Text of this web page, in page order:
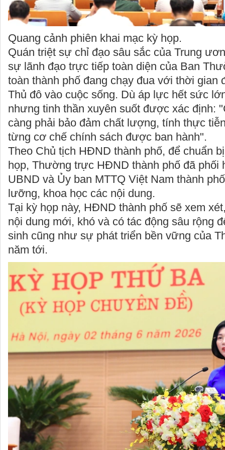
Quang cảnh phiên khai mạc kỳ họp.
Quán triệt sự chỉ đạo sâu sắc của Trung
sự lãnh đạo trực tiếp toàn diện của Ban
toàn thành phố đang chạy đua với thời gian
Thủ đô vào cuộc sống. Dù áp lực hết sức
nhưng tinh thần xuyên suốt được xác định:
càng phải bảo đảm chất lượng, tính thực
từng cơ chế chính sách được ban hành".
Theo Chủ tịch HĐND thành phố, để chuẩn
họp, Thường trực HĐND thành phố đã phối
UBND và Ủy ban MTTQ Việt Nam thành
lưỡng, khoa học các nội dung.
Tại kỳ họp này, HĐND thành phố sẽ xem
nội dung mới, khó và có tác động sâu rộng
sinh cũng như sự phát triển bền vững của
năm tới.